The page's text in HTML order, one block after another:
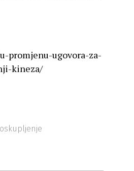
promjenu-ugovora-za-
kineza/